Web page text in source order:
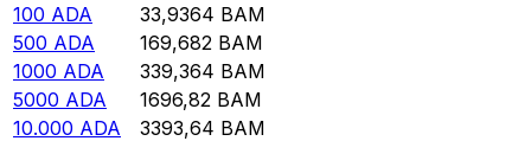
100 ADA 33,9364 BAM
500 ADA 169,682 BAM
1000 ADA 339,364 BAM
5000 ADA 1696,82 BAM
10.000 ADA 3393,64 BAM